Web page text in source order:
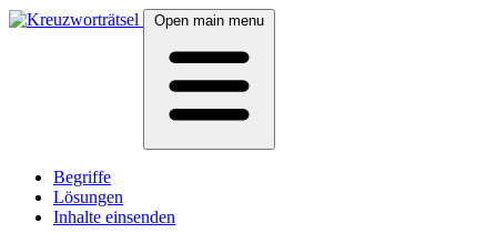
Open main menu
Begriffe
Lösungen
Inhalte einsenden